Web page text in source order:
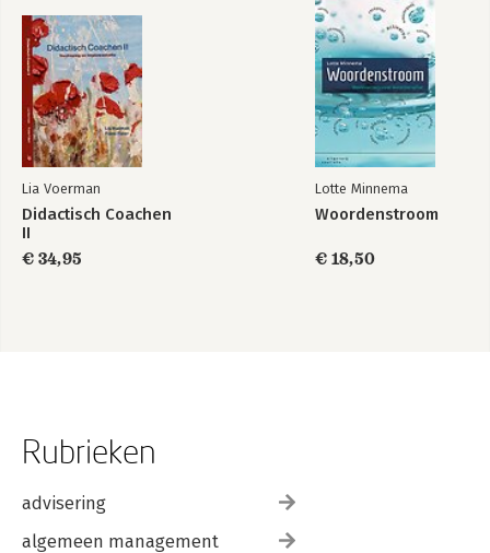
Lia Voerman
Didactisch Coachen
II
€ 34,95
Lotte Minnema
Woordenstroom
€ 18,50
Rubrieken
advisering
algemeen management